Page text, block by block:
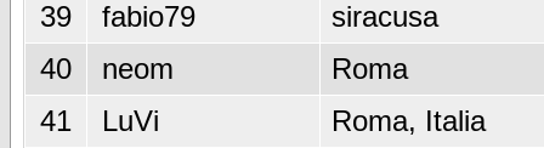
39
fabio79
siracusa
40
neom
Roma
41
LuVi
Roma, Italia